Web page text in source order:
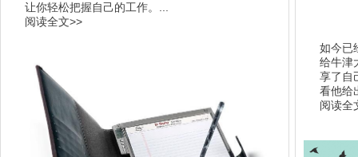
让你轻松把握自己的工作。...
阅读全文>>
如今已
给牛津
享了自
看他给
阅读全